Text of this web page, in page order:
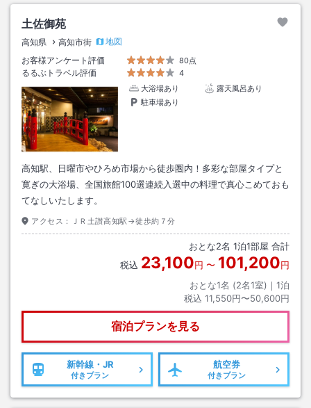
土佐御苑
高知県 高知市街
地図
お客様アンケート評価
80点
るるぶトラベル評価
4
大浴場あり
露天風呂あり
駐車場あり
高知駅、日曜市やひろめ市場から徒歩圏内！多彩な部屋タイプと
寛ぎの大浴場、全国旅館100選連続入選中の料理で真心こめておも
てなしいたします。
アクセス： ＪＲ土讃高知駅→徒歩約７分
おとな2名 1泊1部屋 合計
税込 23,100円 〜 101,200円
おとな1名 (2名1室)｜ 1泊
税込 11,550円〜50,600円
宿泊プランを見る
新幹線・JR
付きプラン
航空券
付きプラン